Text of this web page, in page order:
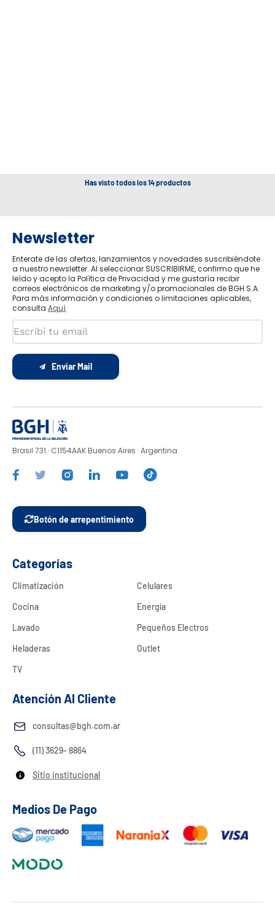
Has visto todos los14productos
Newsletter
Enterate de las ofertas, lanzamientos y novedades suscribiéndote
a nuestro newsletter. Al seleccionar SUSCRIBIRME, confirmo que he
leído y acepto la Política de Privacidad y me gustaría recibir
correos electrónicos de marketing y/o promocionales de BGH S.A.
Para más información y condiciones o limitaciones aplicables,
consulta Aquí.
Enviar Mail
Brasil 731 · C1154AAK Buenos Aires · Argentina
Botón de arrepentimiento
Categorías
Climatización
Cocina
Lavado
Heladeras
TV
Celulares
Energía
Pequeños Electros
Outlet
Atención Al Cliente
consultas@bgh.com.ar
(11) 3629- 8864
Sitio institucional
Medios De Pago